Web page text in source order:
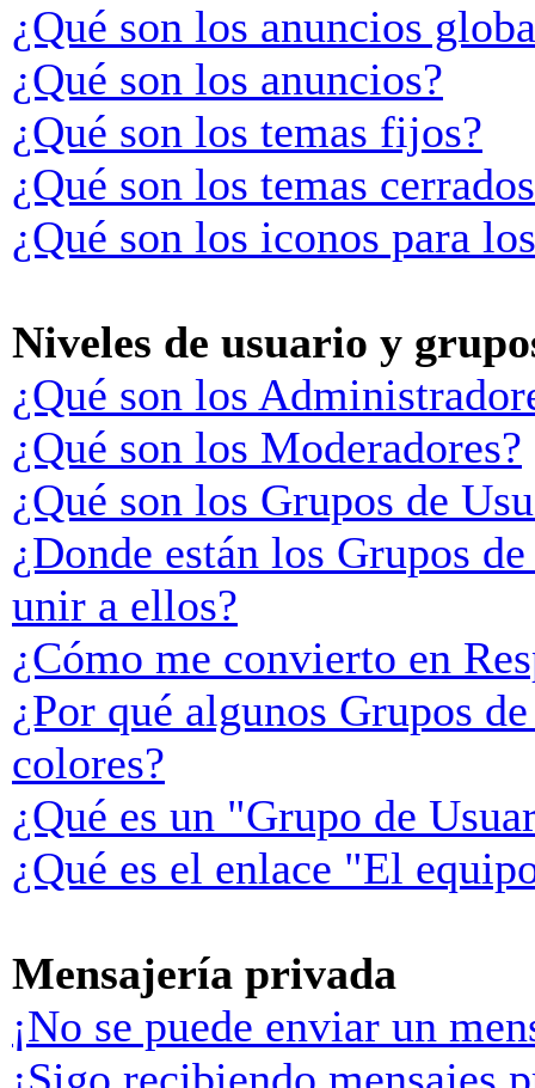
¿Qué son los anuncios
¿Qué son los anuncios?
¿Qué son los temas fijos?
¿Qué son los temas
¿Qué son los iconos para
Niveles de usuario y
¿Qué son los
¿Qué son los Moderadores?
¿Qué son los Grupos de
¿Donde están los Grupos
unir a ellos?
¿Cómo me convierto en
¿Por qué algunos Grupos
colores?
¿Qué es un "Grupo de
¿Qué es el enlace "El
Mensajería privada
¡No se puede enviar un